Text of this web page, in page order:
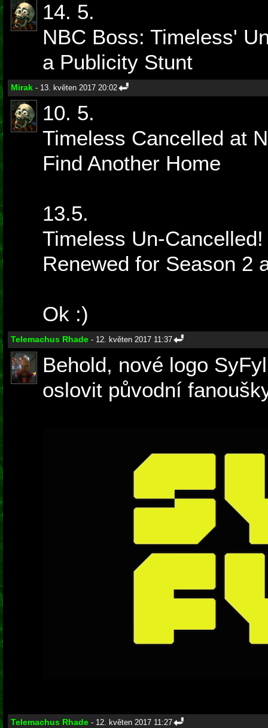
14. 5.
NBC Boss: Timeless'
a Publicity Stunt
Mirak - 13. květen 2017 20:02
10. 5.
Timeless Cancelled at
Find Another Home
13.5.
Timeless Un-
Renewed for Season 2
Ok :)
Telemachus Rhade - 12. květen 2017 11:37
Behold, nové logo
oslovit původní
Telemachus Rhade - 12. květen 2017 11:27